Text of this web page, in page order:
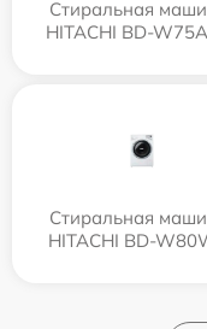
Стиральная
HITACHI BD-
Стиральная
HITACHI BD-